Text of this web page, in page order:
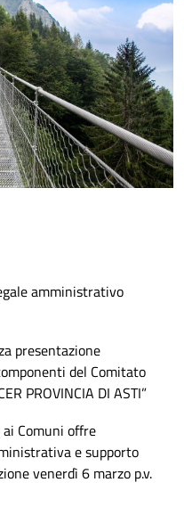
amministrativo
presentazione
del Comitato
PROVINCIA DI ASTI”
Comuni offre
e supporto
venerdì 6 marzo p.v.